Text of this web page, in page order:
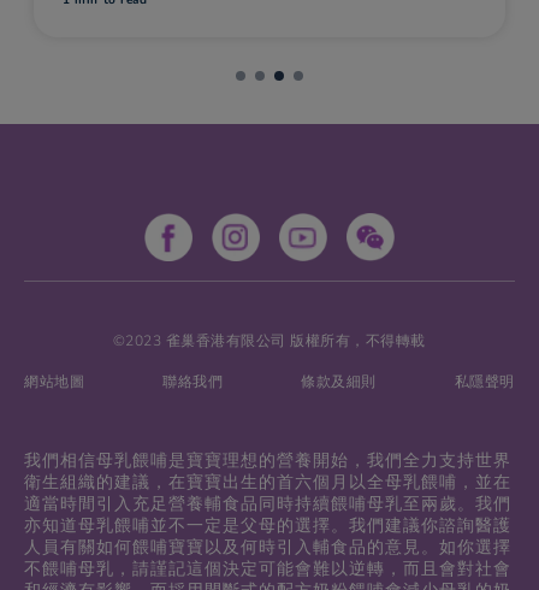
但寶寶一點都不肯吃，令您失望不已！這是很正常
您又覺得很歉疚（我煮的東西不好吃、我不夠稱職
是分清愛和教育、食物和感情的分別。說易做難！
©2023 雀巢香港有限公司 版權所有，不得轉載
網站地圖 聯絡我們 條款及細則 私隱聲明
我們相信母乳餵哺是寶寶理想的營養開始，我們全力支持世界
衛生組織的建議，在寶寶出生的首六個月以全母乳餵哺，並在
適當時間引入充足營養輔食品同時持續餵哺母乳至兩歲。我們
亦知道母乳餵哺並不一定是父母的選擇。我們建議你諮詢醫護
人員有關如何餵哺寶寶以及何時引入輔食品的意見。如你選擇
不餵哺母乳，請謹記這個決定可能會難以逆轉，而且會對社會